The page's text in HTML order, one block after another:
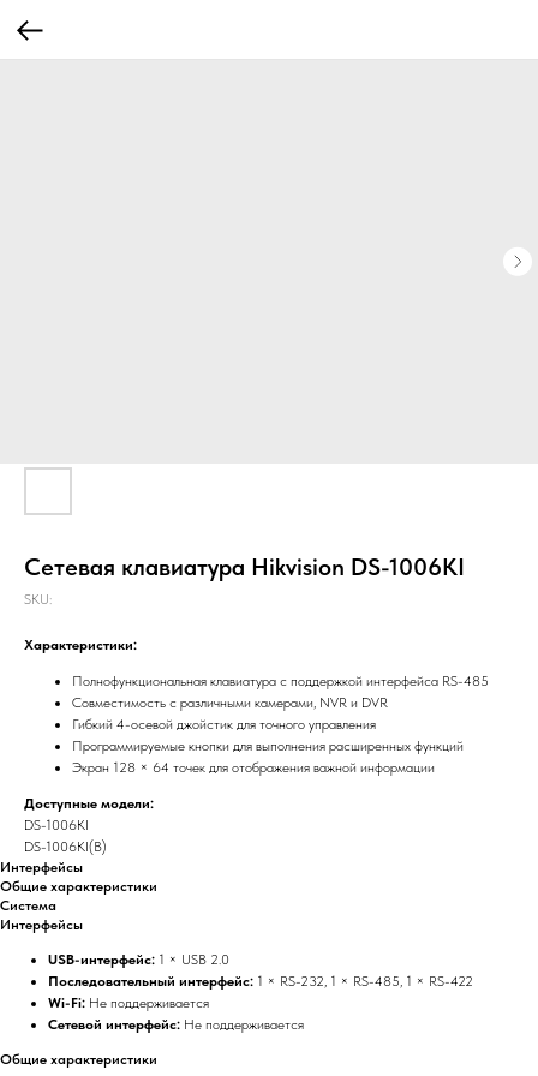
Сетевая клавиатура Hikvision DS-1006KI
SKU:
Характеристики:
Полнофункциональная клавиатура с поддержкой интерфейса RS-485
Совместимость с различными камерами, NVR и DVR
Гибкий 4-осевой джойстик для точного управления
Программируемые кнопки для выполнения расширенных функций
Экран 128 × 64 точек для отображения важной информации
Доступные модели:
DS-1006KI
DS-1006KI(B)
Интерфейсы
Общие характеристики
Система
Интерфейсы
USB-интерфейс: 1 × USB 2.0
Последовательный интерфейс: 1 × RS-232, 1 × RS-485, 1 × RS-422
Wi-Fi: Не поддерживается
Сетевой интерфейс: Не поддерживается
Общие характеристики